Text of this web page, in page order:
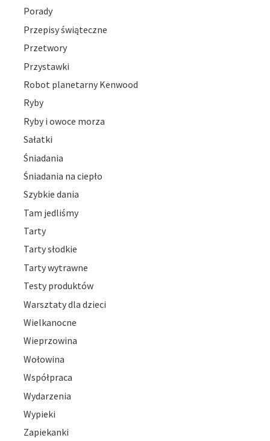
Porady
Przepisy świąteczne
Przetwory
Przystawki
Robot planetarny Kenwood
Ryby
Ryby i owoce morza
Sałatki
Śniadania
Śniadania na ciepło
Szybkie dania
Tam jedliśmy
Tarty
Tarty słodkie
Tarty wytrawne
Testy produktów
Warsztaty dla dzieci
Wielkanocne
Wieprzowina
Wołowina
Współpraca
Wydarzenia
Wypieki
Zapiekanki